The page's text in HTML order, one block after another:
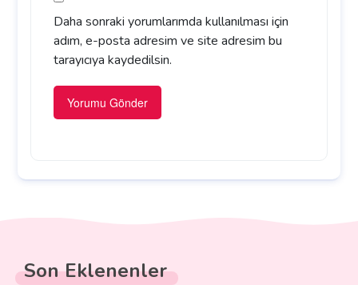
Daha sonraki yorumlarımda kullanılması için
adım, e-posta adresim ve site adresim bu
tarayıcıya kaydedilsin.
Son Eklenenler